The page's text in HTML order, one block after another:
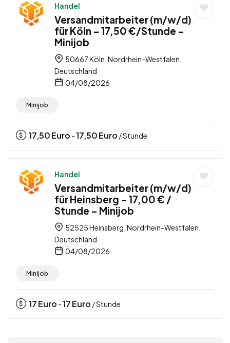
Handel
Versandmitarbeiter (m/w/d)
für Köln – 17,50 €/Stunde –
Minijob
50667 Köln, Nordrhein-Westfalen,
Deutschland
04/08/2026
Minijob
17,50Euro -17,50Euro / Stunde
Handel
Versandmitarbeiter (m/w/d)
für Heinsberg – 17,00 € /
Stunde – Minijob
52525 Heinsberg, Nordrhein-Westfalen,
Deutschland
04/08/2026
Minijob
17Euro -17Euro / Stunde